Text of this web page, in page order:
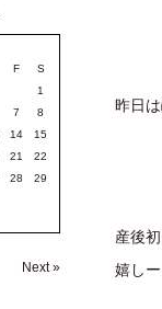
F
S
1
7
8
14
15
21
22
28
29
Next »
昨日
産後初
嬉しー